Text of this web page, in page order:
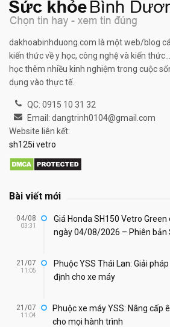
dakhoabinhduong.com là một web/blog
kiến thức về y học, công nghệ và kiến
học thêm nhiều kinh nghiệm trong cuộc
dụng vào thực tế.
QC: 0915 10 31 32
Email: dangtrinh0104@gmail.com
Website liên kết:
sh125i vetro
Bài viết mới
04/08
03:31
Giá Honda SH150 Vetro
ngày 04/08/2026 – Phiên bản
21/07
11:05
Phuộc YSS Thái Lan: Giải
định cho xe máy
21/07
11:04
Phuộc xe máy YSS: Nâng cấp
cho mọi hành trình